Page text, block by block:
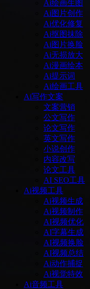
Ai绘画生图
Ai图片创作
Ai优化修复
Ai抠图抹除
Ai图片换脸
Ai无损放大
Ai漫画绘本
Ai提示词
Ai绘画工具
Ai写作文案
文案营销
公文写作
论文写作
英文写作
小说创作
内容改写
论文工具
AI SEO工具
Ai视频工具
Ai视频生成
Ai视频制作
AI视频优化
AI字幕生成
AI视频换脸
AI视频总结
Ai动作捕捉
Ai视觉特效
Ai音频工具